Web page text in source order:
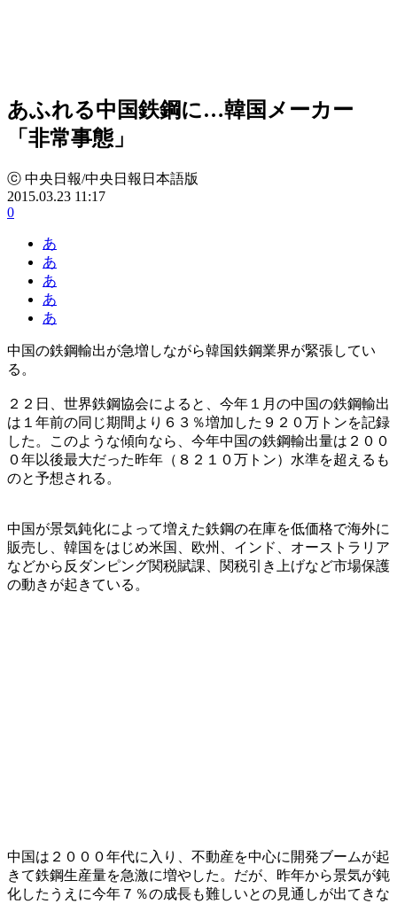
あふれる中国鉄鋼に…韓国メーカー
「非常事態」
ⓒ 中央日報/中央日報日本語版
2015.03.23 11:17
0
あ
あ
あ
あ
あ
中国の鉄鋼輸出が急増しながら韓国鉄鋼業界が緊張してい
る。
２２日、世界鉄鋼協会によると、今年１月の中国の鉄鋼輸出
は１年前の同じ期間より６３％増加した９２０万トンを記録
した。このような傾向なら、今年中国の鉄鋼輸出量は２００
０年以後最大だった昨年（８２１０万トン）水準を超えるも
のと予想される。
中国が景気鈍化によって増えた鉄鋼の在庫を低価格で海外に
販売し、韓国をはじめ米国、欧州、インド、オーストラリア
などから反ダンピング関税賦課、関税引き上げなど市場保護
の動きが起きている。
中国は２０００年代に入り、不動産を中心に開発ブームが起
きて鉄鋼生産量を急激に増やした。だが、昨年から景気が鈍
化したうえに今年７％の成長も難しいとの見通しが出てきな